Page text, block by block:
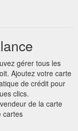
gérer tous les
Ajoutez votre carte
de crédit pour
clics.
de la carte
cartes